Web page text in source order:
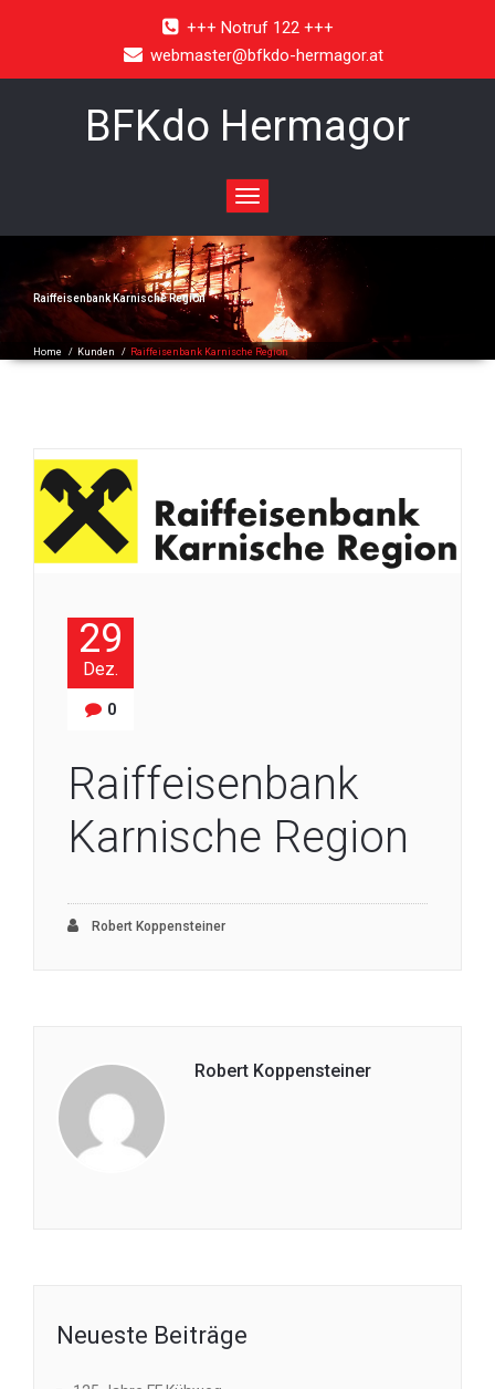
+++ Notruf 122 +++
webmaster@bfkdo-hermagor.at
BFKdo Hermagor
Toggle
navigation
Raiffeisenbank Karnische Region
Home / Kunden / Raiffeisenbank Karnische Region
29
Dez.
0
Raiffeisenbank
Karnische Region
Robert Koppensteiner
Robert Koppensteiner
Neueste Beiträge